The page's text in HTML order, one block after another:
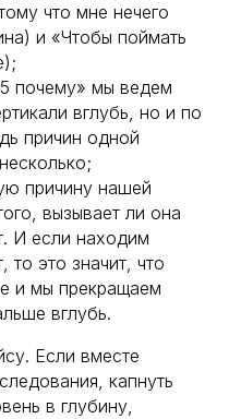
что мне нечего
и «Чтобы поймать
почему» мы ведем
вглубь, но и по
причин одной
причину нашей
вызывает ли она
И если находим
это значит, что
и мы прекращаем
вглубь.
Если вместе
капнуть
в глубину,